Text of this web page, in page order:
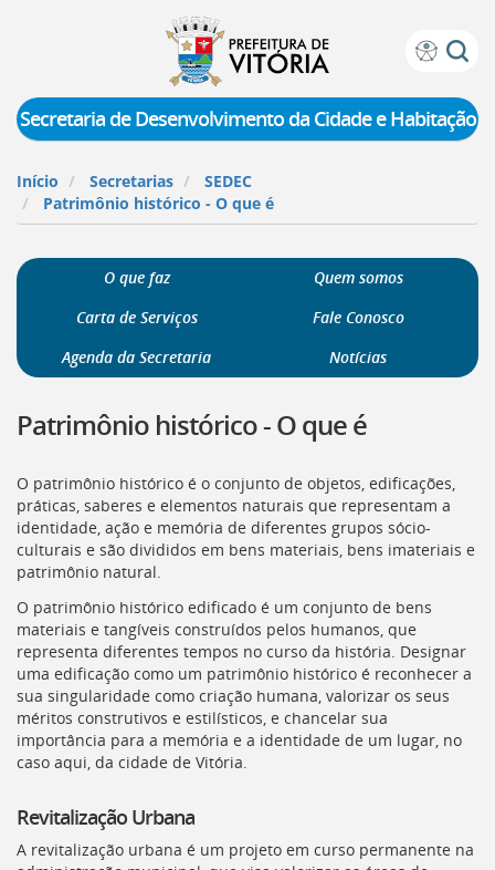
Prefeitura
Vitória
teclado:
para
a
página
acessibilidade
para
página
Portal
[]
Ir
para
o
Portal
de
Serviços
[]
Ir
para
a
lista
de
[]
Ir
para
Secretaria de Desenvolvimento da Cidade e Habitação
Início Secretarias
SEDEC
Patrimônio histórico - O que é
O que faz
Quem somos
Carta de Serviços
Fale Conosco
Agenda da Secretaria
Notícias
Patrimônio histórico - O que é
O patrimônio histórico é o conjunto de objetos, edificações,
práticas, saberes e elementos naturais que representam a
identidade, ação e memória de diferentes grupos sócio-
culturais e são divididos em bens materiais, bens imateriais e
patrimônio natural.
O patrimônio histórico edificado é um conjunto de bens
materiais e tangíveis construídos pelos humanos, que
representa diferentes tempos no curso da história. Designar
uma edificação como um patrimônio histórico é reconhecer a
sua singularidade como criação humana, valorizar os seus
méritos construtivos e estilísticos, e chancelar sua
importância para a memória e a identidade de um lugar, no
caso aqui, da cidade de Vitória.
Revitalização Urbana
A revitalização urbana é um projeto em curso permanente na